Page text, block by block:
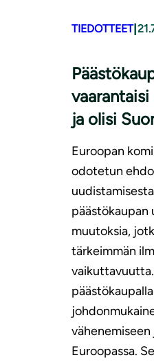
TIEDOTTEET|
ja olisi
Euroopan
odotetun
päästökaupan
muutoksia,
tärkeimmän
Euroopassa.